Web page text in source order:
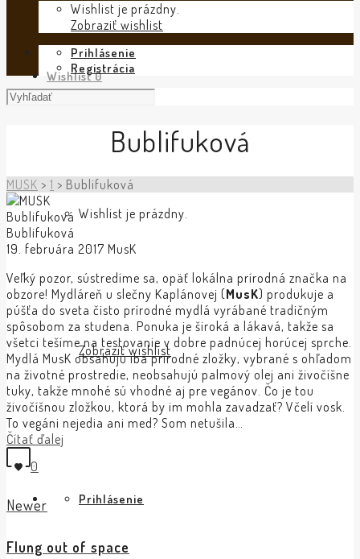
Wishlist 0
Wishlist je prázdny.
Zobraziť wishlist
Prihlásenie
Wishlist je prázdny.
Zobraziť wishlist
Prihlásenie
Registrácia
Bublifuková
MUSK > 1 > Bublifuková
Bublifuková
Bublifuková
19. februára 2017 MusK
Veľký pozor, sústredíme sa, opäť lokálna prírodná značka na
obzore! Mydláreň u slečny Kaplánovej (MusK) produkuje a
púšťa do sveta čisto prírodné mydlá vyrábané tradičným
spôsobom za studena. Ponuka je široká a lákavá, takže sa
všetci tešíme na testovanie v dobre padnúcej horúcej sprche.
Mydlá MusK obsahujú iba prírodné zložky, vybrané s ohľadom
na životné prostredie, neobsahujú palmový olej ani živočíšne
tuky, takže mnohé sú vhodné aj pre vegánov. Čo je tou
živočíšnou zložkou, ktorá by im mohla zavadzať? Včelí vosk.
To vegáni nejedia ani med? Som netušila…
Čítať ďalej
0
Newer
Flung out of space